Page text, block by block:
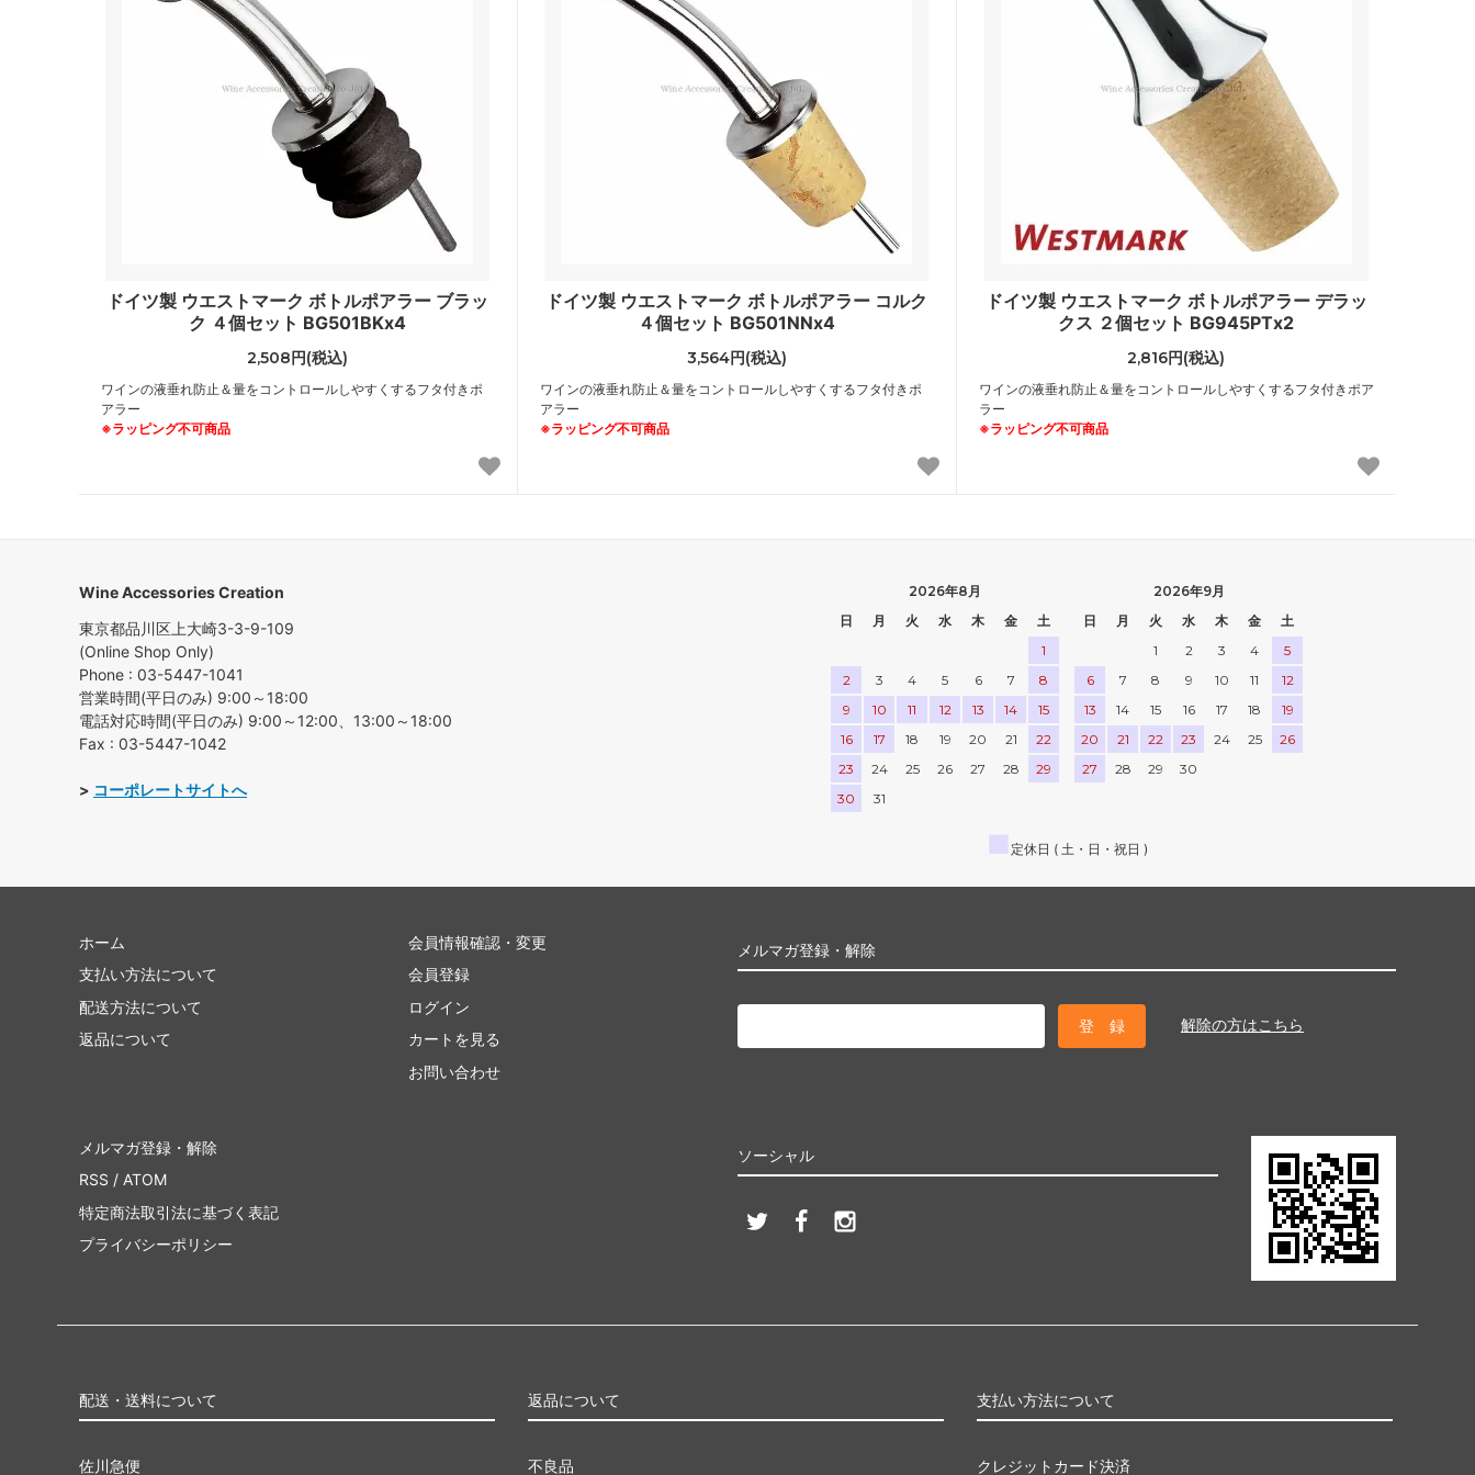
ドイツ製 ウエストマーク ボトルポアラー ブラッ
ク ４個セット BG501BKx4
2,508円(税込)
ワインの液垂れ防止＆量をコントロールしやすくするフタ付きポ
アラー
※ラッピング不可商品
ドイツ製 ウエストマーク ボトルポアラー コルク
４個セット BG501NNx4
3,564円(税込)
ワインの液垂れ防止＆量をコントロールしやすくするフタ付きポ
アラー
※ラッピング不可商品
ドイツ製 ウエストマーク ボトルポアラー デラッ
クス ２個セット BG945PTx2
2,816円(税込)
ワインの液垂れ防止＆量をコントロールしやすくするフタ付きポア
ラー
※ラッピング不可商品
Wine Accessories Creation
東京都品川区上大崎3-3-9-109
(Online Shop Only)
Phone : 03-5447-1041
営業時間(平日のみ) 9:00～18:00
電話対応時間(平日のみ) 9:00～12:00、13:00～18:00
Fax : 03-5447-1042
> コーポレートサイトへ
2026年8月
日
月 火 水 木 金
土
1
2
3 4 5 6 7
8
9
10 11 12 13 14
15
16
17 18 19 20 21
22
23
24 25 26 27 28
29
30
31
2026年9月
日
月 火 水 木 金
土
1
2 3 4
5
6
7 8 9 10 11
12
13
14 15 16 17 18
19
20
21 22 23 24 25
26
27
28 29 30
■ 定休日 ( 土・日・祝日 )
メルマガ登録・解除
解除の方はこちら
ホーム
支払い方法について
配送方法について
返品について
会員情報確認・変更
会員登録
ログイン
カートを見る
お問い合わせ
ソーシャル
メルマガ登録・解除
RSS / ATOM
特定商法取引法に基づく表記
プライバシーポリシー
配送・送料について
佐川急便
返品について
不良品
支払い方法について
クレジットカード決済